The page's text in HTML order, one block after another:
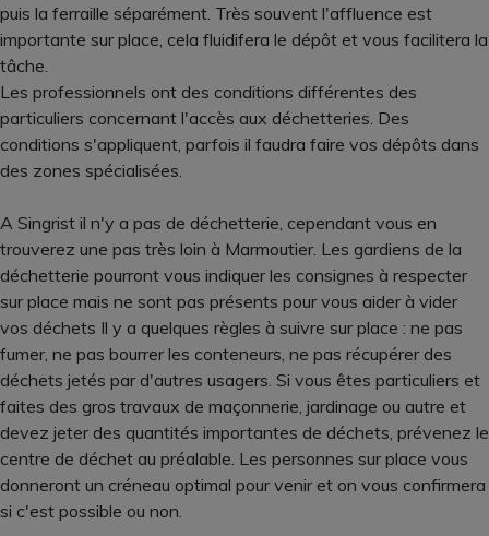
puis la ferraille séparément. Très souvent l'affluence est
importante sur place, cela fluidifera le dépôt et vous facilitera la
tâche.
Les professionnels ont des conditions différentes des
particuliers concernant l'accès aux déchetteries. Des
conditions s'appliquent, parfois il faudra faire vos dépôts dans
des zones spécialisées.
A Singrist il n'y a pas de déchetterie, cependant vous en
trouverez une pas très loin à Marmoutier. Les gardiens de la
déchetterie pourront vous indiquer les consignes à respecter
sur place mais ne sont pas présents pour vous aider à vider
vos déchets Il y a quelques règles à suivre sur place : ne pas
fumer, ne pas bourrer les conteneurs, ne pas récupérer des
déchets jetés par d'autres usagers. Si vous êtes particuliers et
faites des gros travaux de maçonnerie, jardinage ou autre et
devez jeter des quantités importantes de déchets, prévenez le
centre de déchet au préalable. Les personnes sur place vous
donneront un créneau optimal pour venir et on vous confirmera
si c'est possible ou non.